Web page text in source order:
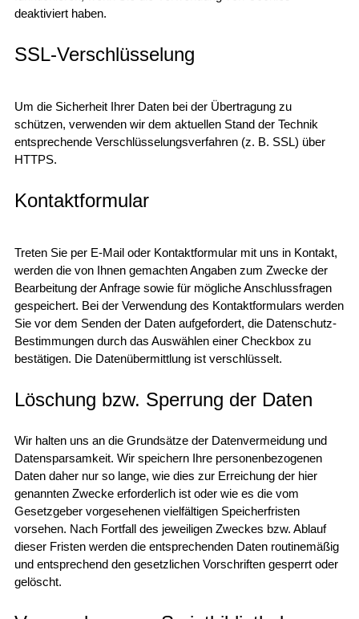
deaktiviert haben.
SSL-Verschlüsselung
Um die Sicherheit Ihrer Daten bei der Übertragung zu
schützen, verwenden wir dem aktuellen Stand der Technik
entsprechende Verschlüsselungsverfahren (z. B. SSL) über
HTTPS.
Kontaktformular
Treten Sie per E-Mail oder Kontaktformular mit uns in Kontakt,
werden die von Ihnen gemachten Angaben zum Zwecke der
Bearbeitung der Anfrage sowie für mögliche Anschlussfragen
gespeichert. Bei der Verwendung des Kontaktformulars werden
Sie vor dem Senden der Daten aufgefordert, die Datenschutz-
Bestimmungen durch das Auswählen einer Checkbox zu
bestätigen. Die Datenübermittlung ist verschlüsselt.
Löschung bzw. Sperrung der Daten
Wir halten uns an die Grundsätze der Datenvermeidung und
Datensparsamkeit. Wir speichern Ihre personenbezogenen
Daten daher nur so lange, wie dies zur Erreichung der hier
genannten Zwecke erforderlich ist oder wie es die vom
Gesetzgeber vorgesehenen vielfältigen Speicherfristen
vorsehen. Nach Fortfall des jeweiligen Zweckes bzw. Ablauf
dieser Fristen werden die entsprechenden Daten routinemäßig
und entsprechend den gesetzlichen Vorschriften gesperrt oder
gelöscht.